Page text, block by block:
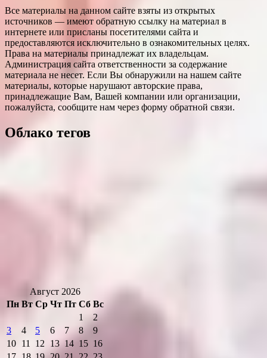
Все материалы на данном сайте взяты из открытых
источников — имеют обратную ссылку на материал в
интернете или присланы посетителями сайта и
предоставляются исключительно в ознакомительных целях.
Права на материалы принадлежат их владельцам.
Администрация сайта ответственности за содержание
материала не несет. Если Вы обнаружили на нашем сайте
материалы, которые нарушают авторские права,
принадлежащие Вам, Вашей компании или организации,
пожалуйста, сообщите нам через форму обратной связи.
Облако тегов
Август 2026
Пн Вт Ср Чт Пт Сб Вс
1
2
3
4 5 6 7 8
9
10 11 12 13 14 15 16